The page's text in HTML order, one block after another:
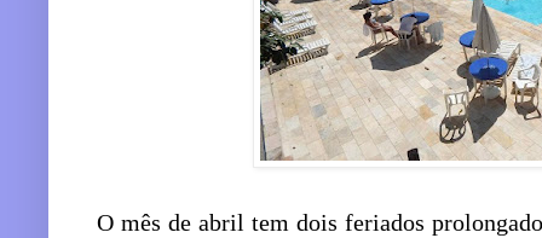
O mês de abril tem dois feriados